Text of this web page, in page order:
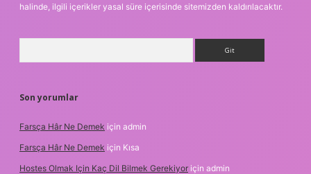
halinde, ilgili içerikler yasal süre içerisinde sitemizden kaldırılacaktır.
Son yorumlar
Farsça Hâr Ne Demek için admin
Farsça Hâr Ne Demek için Kısa
Hostes Olmak Için Kaç Dil Bilmek Gerekiyor için admin